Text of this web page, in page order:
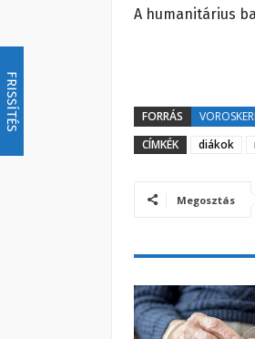
FRISSÍTÉS
A humanitárius
FORRÁS
CÍMKÉK
diákok
Megosztás